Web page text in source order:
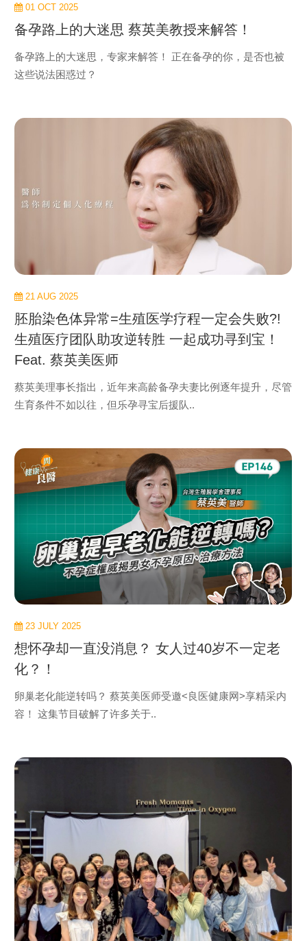
01 OCT 2025
备孕路上的大迷思 蔡英美教授来解答！
备孕路上的大迷思，专家来解答！ 正在备孕的你，是否也被
这些说法困惑过？
view
more
21 AUG 2025
胚胎染色体异常=生殖医学疗程一定会失败?!
生殖医疗团队助攻逆转胜 一起成功寻到宝！
Feat. 蔡英美医师
蔡英美理事长指出，近年来高龄备孕夫妻比例逐年提升，尽管
生育条件不如以往，但乐孕寻宝后援队..
view
more
23 JULY 2025
想怀孕却一直没消息？ 女人过40岁不一定老
化？！
卵巢老化能逆转吗？ 蔡英美医师受邀<良医健康网>享精采内
容！ 这集节目破解了许多关于..
more